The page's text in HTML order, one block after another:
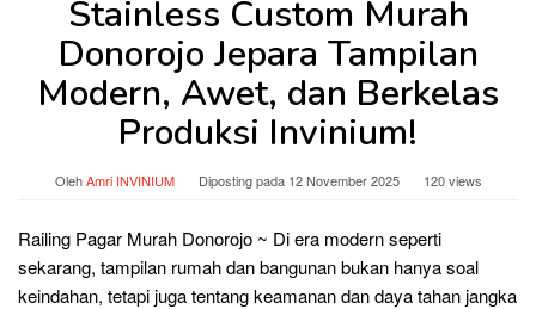
Stainless Custom Murah
Donorojo Jepara Tampilan
Modern, Awet, dan Berkelas
Produksi Invinium!
OlehAmri INVINIUM Diposting pada 12 November 2025 120 views
Railing Pagar Murah Donorojo ~ Di era modern seperti
sekarang, tampilan rumah dan bangunan bukan hanya soal
keindahan, tetapi juga tentang keamanan dan daya tahan jangka